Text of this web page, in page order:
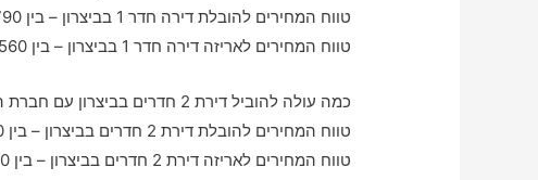
טווח המחירים להובלת דירה חדר 1 בביצרון – בין 350-790 ש"ח
טווח המחירים לאריזה דירה חדר 1 בביצרון – בין 330-560 ש"ח
כמה עולה להוביל דירת 2 חדרים בביצרון עם חברת הובלה כולל אריזה?
טווח המחירים להובלת דירת 2 חדרים בביצרון – בין 780-1030 ש"ח
טווח המחירים לאריזה דירת 2 חדרים בביצרון – בין 650-990 ש"ח